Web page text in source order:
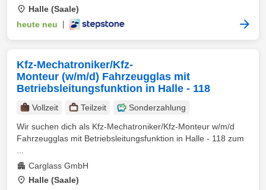
Halle (Saale)
heute neu
Kfz-Mechatroniker/Kfz-
Monteur (w/m/d) Fahrzeugglas mit
Betriebsleitungsfunktion in Halle - 118
Vollzeit Teilzeit
Sonderzahlung
Wir suchen dich als Kfz-Mechatroniker/Kfz-Monteur w/m/d
Fahrzeugglas mit Betriebsleitungsfunktion in Halle - 118 zum
Carglass GmbH
Halle (Saale)